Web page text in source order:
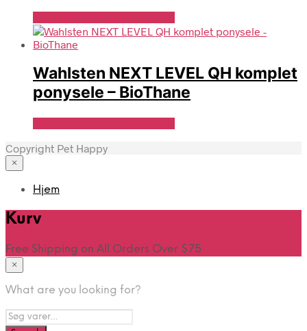
Wahlsten NEXT LEVEL QH komplet
ponysele – BioThane
Copyright Pet Happy
×
Hjem
Kurv
Free Shipping on All Orders Over $75
×
What are you looking for?